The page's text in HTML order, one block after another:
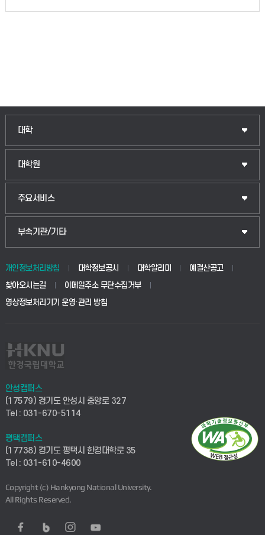
대학
대학원
주요서비스
부속기관/기타
개인정보처리방침 대학정보공시 대학알리미
예결산공고
찾아오시는길
이메일주소 무단수집거부
영상정보처리기기 운영·관리 방침
안성캠퍼스
(17579) 경기도 안성시 중앙로 327
Tel : 031-670-5114
평택캠퍼스
(17738) 경기도 평택시 한경대학로 35
Tel : 031-610-4600
Copyright (c) Hankyong National University.
All Rights Reserved.